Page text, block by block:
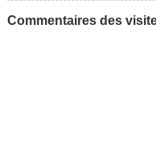
Commentaires des